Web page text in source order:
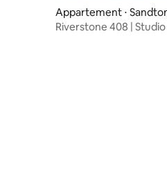
Appartement ⋅
Riverstone 408 |